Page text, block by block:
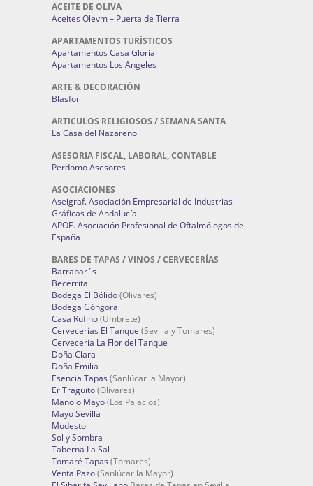
ACEITE DE OLIVA
Aceites Olevm – Puerta de Tierra
APARTAMENTOS TURÍSTICOS
Apartamentos Casa Gloria
Apartamentos Los Angeles
ARTE & DECORACIÓN
Blasfor
ARTICULOS RELIGIOSOS / SEMANA SANTA
La Casa del Nazareno
ASESORIA FISCAL, LABORAL, CONTABLE
Perdomo Asesores
ASOCIACIONES
Aseigraf. Asociación Empresarial de Industrias
Gráficas de Andalucía
APOE. Asociación Profesional de Oftalmólogos de
España
BARES DE TAPAS / VINOS / CERVECERÍAS
Barrabar´s
Becerrita
Bodega El Bólido(Olivares)
Bodega Góngora
Casa Rufino(Umbrete)
Cervecerías El Tanque (Sevilla y Tomares)
Cervecería La Flor del Tanque
Doña Clara
Doña Emilia
Esencia Tapas (Sanlúcar la Mayor)
Er Traguito(Olivares)
Manolo Mayo(Los Palacios)
Mayo Sevilla
Modesto
Sol y Sombra
Taberna La Sal
Tomaré Tapas (Tomares)
Venta Pazo(Sanlúcar la Mayor)